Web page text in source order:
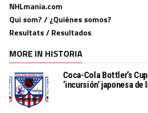
NHLmania.com
Qui som? / ¿Quiénes somos?
Resultats / Resultados
MORE IN HISTORIA
Coca-Cola Bottler’s
‘incursión’ japonesa de